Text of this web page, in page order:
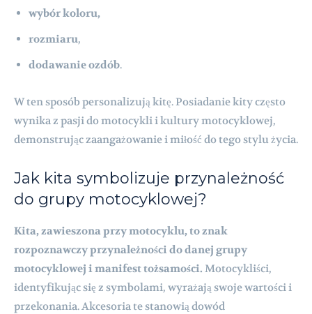
wybór koloru,
rozmiaru,
dodawanie ozdób.
W ten sposób personalizują kitę. Posiadanie kity często
wynika z pasji do motocykli i kultury motocyklowej,
demonstrując zaangażowanie i miłość do tego stylu życia.
Jak kita symbolizuje przynależność
do grupy motocyklowej?
Kita, zawieszona przy motocyklu, to znak
rozpoznawczy przynależności do danej grupy
motocyklowej i manifest tożsamości. Motocykliści,
identyfikując się z symbolami, wyrażają swoje wartości i
przekonania. Akcesoria te stanowią dowód